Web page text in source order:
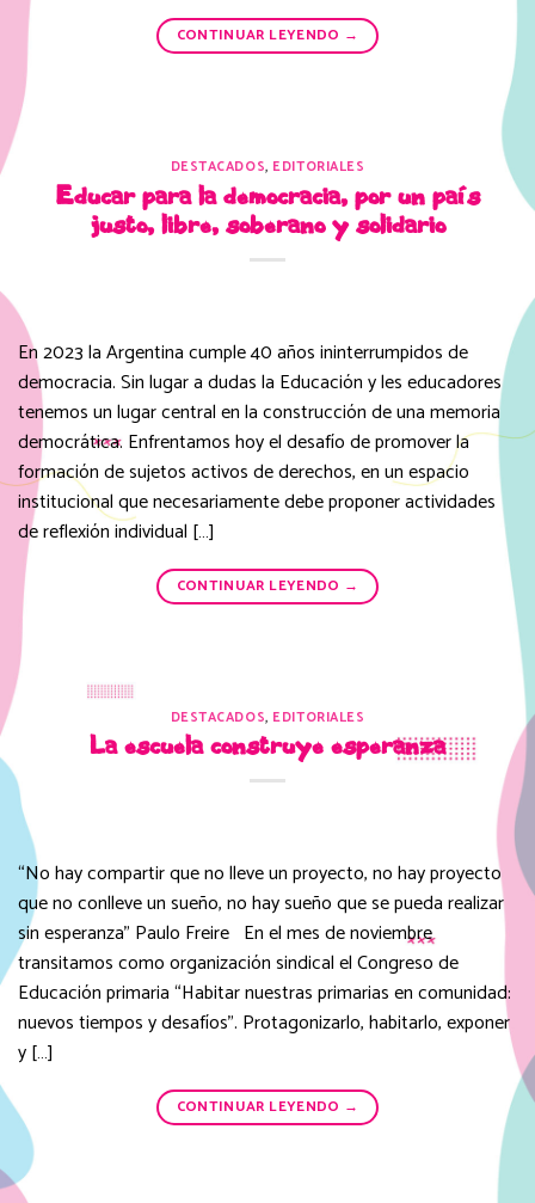
CONTINUAR LEYENDO →
DESTACADOS, EDITORIALES
Educar para la democracia, por un país
justo, libre, soberano y solidario
En 2023 la Argentina cumple 40 años ininterrumpidos de
democracia. Sin lugar a dudas la Educación y les educadores
tenemos un lugar central en la construcción de una memoria
democrática. Enfrentamos hoy el desafío de promover la
formación de sujetos activos de derechos, en un espacio
institucional que necesariamente debe proponer actividades
de reflexión individual […]
CONTINUAR LEYENDO →
DESTACADOS, EDITORIALES
La escuela construye esperanza
“No hay compartir que no lleve un proyecto, no hay proyecto
que no conlleve un sueño, no hay sueño que se pueda realizar
sin esperanza” Paulo Freire En el mes de noviembre
transitamos como organización sindical el Congreso de
Educación primaria “Habitar nuestras primarias en comunidad:
nuevos tiempos y desafíos”. Protagonizarlo, habitarlo, exponer
y […]
CONTINUAR LEYENDO →